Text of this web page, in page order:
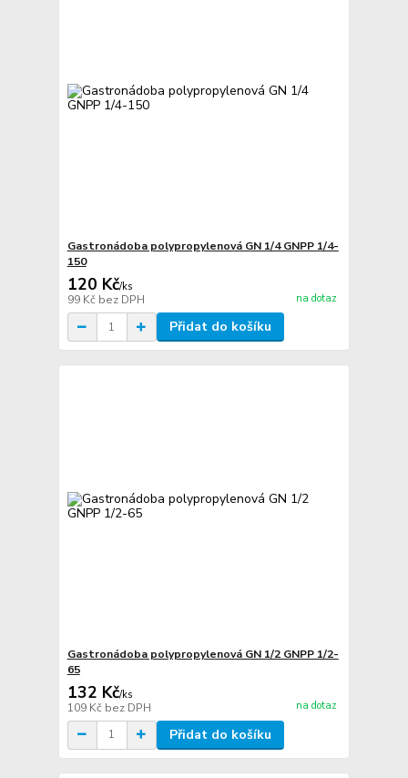
Gastronádoba polypropylenová GN 1/4 GNPP 1/4-
150
120 Kč/ks
99 Kč bez DPH na dotaz
Přidat do košíku
Gastronádoba polypropylenová GN 1/2 GNPP 1/2-
65
132 Kč/ks
109 Kč bez DPH na dotaz
Přidat do košíku